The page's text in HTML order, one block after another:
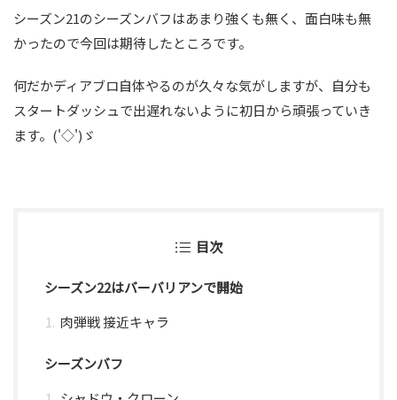
シーズン21のシーズンバフはあまり強くも無く、面白味も無
かったので今回は期待したところです。
何だかディアブロ自体やるのが久々な気がしますが、自分も
スタートダッシュで出遅れないように初日から頑張っていき
ます。('◇')ゞ
目次
シーズン22はバーバリアンで開始
肉弾戦 接近キャラ
シーズンバフ